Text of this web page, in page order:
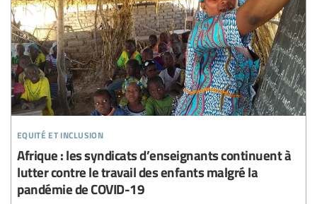
equité et inclusion
Afrique : les syndicats d’enseignants continuent à
lutter contre le travail des enfants malgré la
pandémie de COVID-19